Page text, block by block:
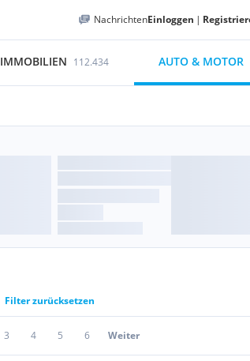
NachrichtenEinloggen |
IMMOBILIEN 112.434 AUTO & MOTOR
Filter zurücksetzen
3 4 5 6 Weiter